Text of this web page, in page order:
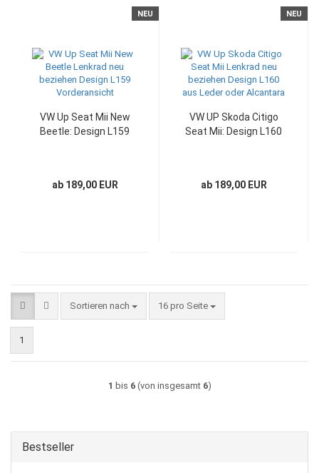
NEU
VW Up Seat Mii New
Beetle: Design L159
ab 189,00 EUR
NEU
VW UP Skoda Citigo
Seat Mii: Design L160
ab 189,00 EUR
Sortieren nach
Sortieren nach 16 pro Seite
pro Seite
1
1 bis 6(von insgesamt 6)
Bestseller